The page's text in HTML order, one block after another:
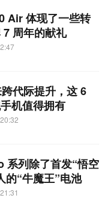
Air 体现了一些转
周年的献礼
代际提升，这 6
机值得拥有
系列除了首发“悟空
的“牛魔王”电池